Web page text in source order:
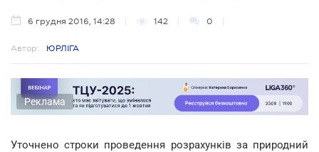
6 грудня 2016, 14:28 142 0
Автор: ЮРЛІГА
Реклама
Уточнено строки проведення розрахунків за природний